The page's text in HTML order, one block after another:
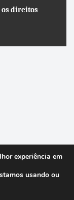
os direitos
experiência em
usando ou